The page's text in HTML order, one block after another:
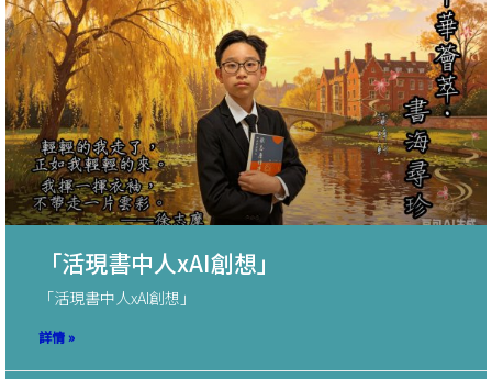
「活現書中人xAI創想」
「活現書中人xAI創想」
詳情 »